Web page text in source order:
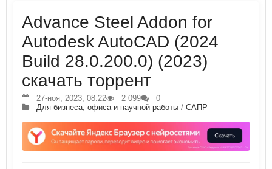
Advance Steel Addon for
Autodesk AutoCAD (2024
Build 28.0.200.0) (2023)
скачать торрент
27-ноя, 2023, 08:22 2 099
0
Для бизнеса, офиса и научной работы / САПР